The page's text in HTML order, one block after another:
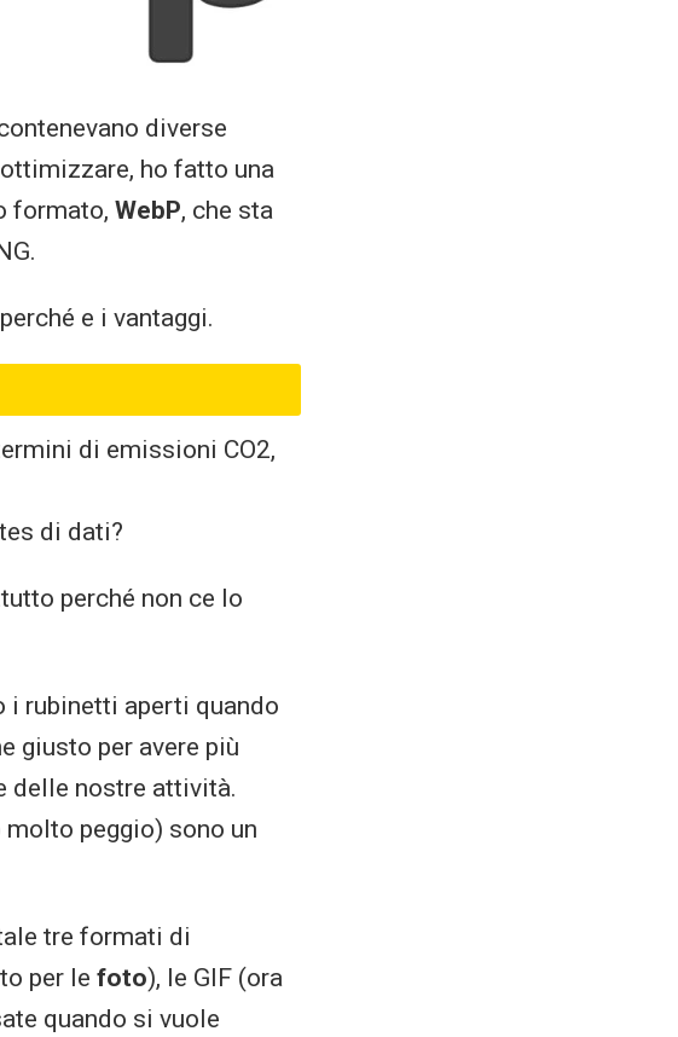
diverse
ho fatto una
formato, WebP, che sta
e i vantaggi.
di emissioni CO2,
di dati?
perché non ce lo
i rubinetti aperti quando
giusto per avere più
delle nostre attività.
peggio) sono un
tre formati di
per le foto), le GIF (ora
quando si vuole